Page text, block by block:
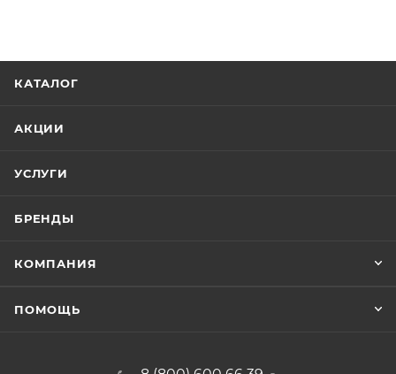
КАТАЛОГ
АКЦИИ
УСЛУГИ
БРЕНДЫ
КОМПАНИЯ
ПОМОЩЬ